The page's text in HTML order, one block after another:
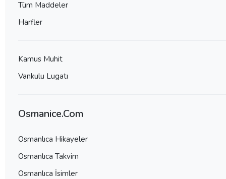
Tüm Maddeler
Harfler
Kamus Muhit
Vankulu Lugatı
Osmanice.Com
Osmanlıca Hikayeler
Osmanlıca Takvim
Osmanlıca İsimler